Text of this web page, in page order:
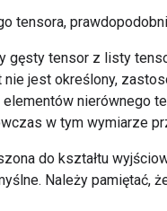
tensora,
gęsty tensor z listy
jest określony,
nierównego
w tym wymiarze
do kształtu
Należy pamiętać,